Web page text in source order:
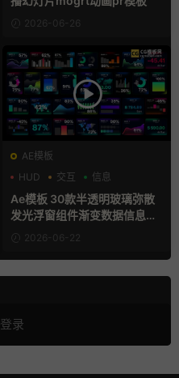
2026-06-26
AE模板
HUD
交互 信息
Ae模板 30款半透明玻璃弥散
发光浮窗组件渐变数据信息图
2026-06-22
登录